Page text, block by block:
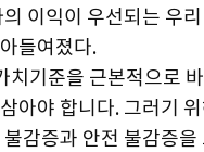
이익이 우선되는 우
들여졌다.
치기준을 근본적으로
아야 합니다. 그러기
감증과 안전 불감증